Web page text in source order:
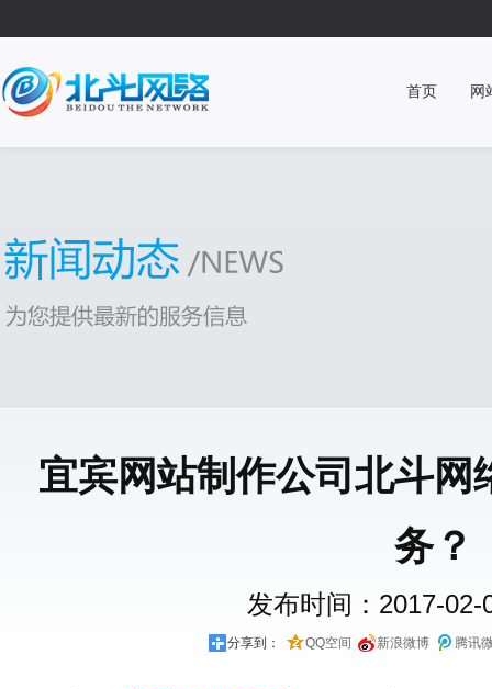
首页 网
宜宾网站制作公司北斗网
务？
发布时间：2017-02-
分享到： QQ空间 新浪微博 腾讯